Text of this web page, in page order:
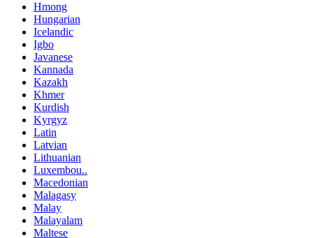
Hmong
Hungarian
Icelandic
Igbo
Javanese
Kannada
Kazakh
Khmer
Kurdish
Kyrgyz
Latin
Latvian
Lithuanian
Luxembou..
Macedonian
Malagasy
Malay
Malayalam
Maltese